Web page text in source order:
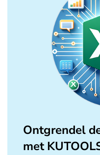
Ontgrendel
met